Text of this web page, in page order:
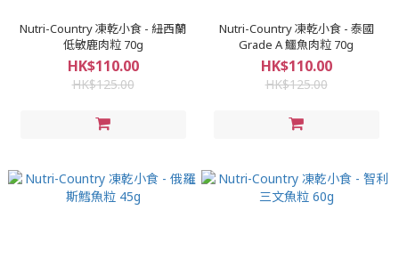
Nutri-Country 凍乾小食 - 紐西蘭
低敏鹿肉粒 70g
HK$110.00
HK$125.00
Nutri-Country 凍乾小食 - 泰國
Grade A 鱷魚肉粒 70g
HK$110.00
HK$125.00